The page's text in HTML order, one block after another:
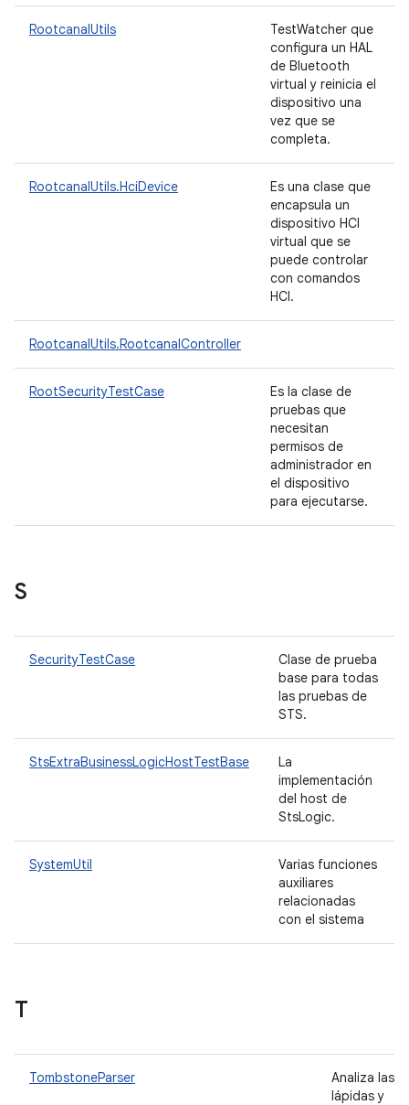
RootcanalUtils
TestWatcher que
configura un HAL
de Bluetooth
virtual y reinicia el
dispositivo una
vez que se
completa.
RootcanalUtils.HciDevice
Es una clase que
encapsula un
dispositivo HCI
virtual que se
puede controlar
con comandos
HCI.
RootcanalUtils.RootcanalController
RootSecurityTestCase
Es la clase de
pruebas que
necesitan
permisos de
administrador en
el dispositivo
para ejecutarse.
S
SecurityTestCase
Clase de prueba
base para todas
las pruebas de
STS.
StsExtraBusinessLogicHostTestBase
La
implementación
del host de
StsLogic.
SystemUtil
Varias funciones
auxiliares
relacionadas
con el sistema
T
TombstoneParser
Analiza las
lápidas y